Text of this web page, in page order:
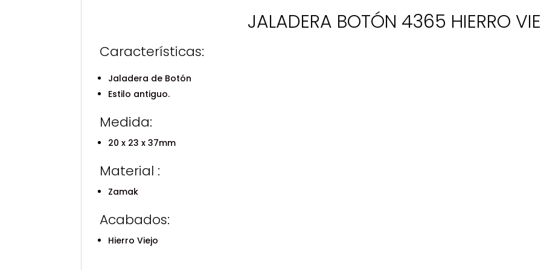
JALADERA BOTÓN 4365 HIERRO
Características:
Jaladera de Botón
Estilo antiguo.
Medida:
20 x 23 x 37mm
Material :
Zamak
Acabados:
Hierro Viejo